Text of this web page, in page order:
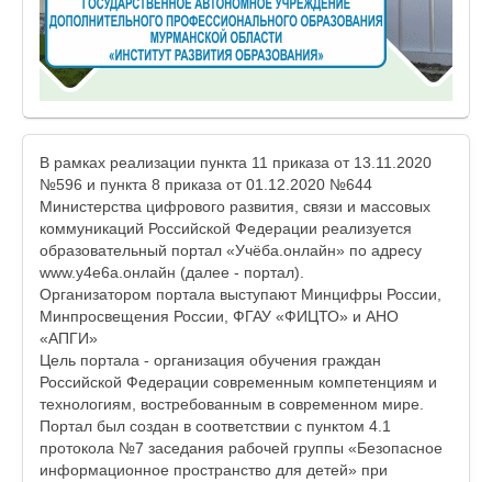
В рамках реализации пункта 11 приказа от 13.11.2020
№596 и пункта 8 приказа от 01.12.2020 №644
Министерства цифрового развития, связи и массовых
коммуникаций Российской Федерации реализуется
образовательный портал «Учёба.онлайн» по адресу
www.y4e6a.онлайн (далее - портал).
Организатором портала выступают Минцифры России,
Минпросвещения России, ФГАУ «ФИЦТО» и АНО
«АПГИ»
Цель портала - организация обучения граждан
Российской Федерации современным компетенциям и
технологиям, востребованным в современном мире.
Портал был создан в соответствии с пунктом 4.1
протокола №7 заседания рабочей группы «Безопасное
информационное пространство для детей» при